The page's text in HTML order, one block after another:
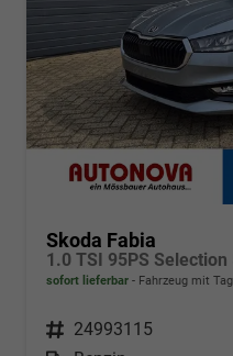
Skoda Fabia
sofort lieferbar Fahrzeug mit
Fahrzeugnr. 24993115